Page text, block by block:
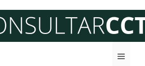
Menú